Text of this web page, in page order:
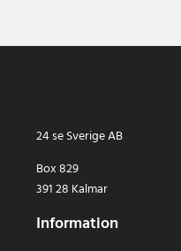
24 se Sverige AB
Box 829
391 28 Kalmar
Information